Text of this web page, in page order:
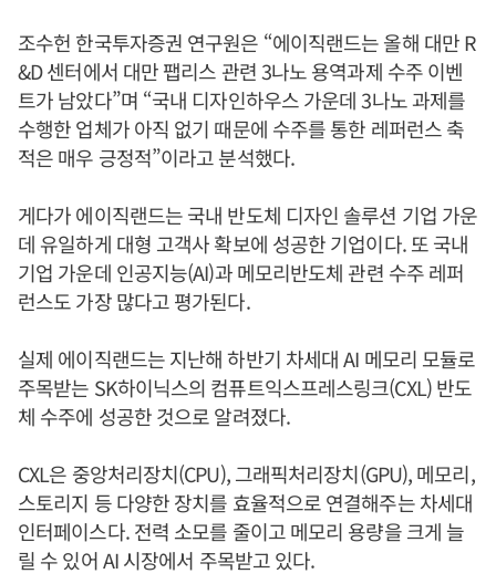
조수헌 한국투자증권 연구원은 “에이직랜드는 올해 대만 R
&D 센터에서 대만 팹리스 관련 3나노 용역과제 수주 이벤
트가 남았다”며 “국내 디자인하우스 가운데 3나노 과제를
수행한 업체가 아직 없기 때문에 수주를 통한 레퍼런스 축
적은 매우 긍정적”이라고 분석했다.
게다가 에이직랜드는 국내 반도체 디자인 솔루션 기업 가운
데 유일하게 대형 고객사 확보에 성공한 기업이다. 또 국내
기업 가운데 인공지능(AI)과 메모리반도체 관련 수주 레퍼
런스도 가장 많다고 평가된다.
실제 에이직랜드는 지난해 하반기 차세대 AI 메모리 모듈로
주목받는 SK하이닉스의 컴퓨트익스프레스링크(CXL) 반도
체 수주에 성공한 것으로 알려졌다.
CXL은 중앙처리장치(CPU), 그래픽처리장치(GPU), 메모리,
스토리지 등 다양한 장치를 효율적으로 연결해주는 차세대
인터페이스다. 전력 소모를 줄이고 메모리 용량을 크게 늘
릴 수 있어 AI 시장에서 주목받고 있다.